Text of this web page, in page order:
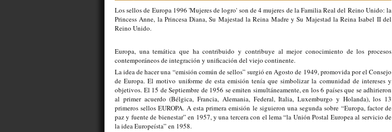
Los sellos de Europa 1996 'Mujeres de logro' son de 4 mujeres de la Familia Real del Reino Unido: la
Princess Anne, la Princesa Diana, Su Majestad la Reina Madre y Su Majestad la Reina Isabel II del
Reino Unido.
Europa, una temática que ha contribuido y contribuye al mejor conocimiento de los procesos
contemporáneos de integración y unificación del viejo continente.
La idea de hacer una “emisión común de sellos” surgió en Agosto de 1949, promovida por el Consejo
de Europa. El motivo uniforme de esta emisión tenía que simbolizar la comunidad de intereses y
objetivos. El 15 de Septiembre de 1956 se emiten simultáneamente, en los 6 países que se adhirieron
al primer acuerdo (Bélgica, Francia, Alemania, Federal, Italia, Luxemburgo y Holanda), los 13
primeros sellos EUROPA. A esta primera emisión le siguieron una segunda sobre “Europa, factor de
paz y fuente de bienestar” en 1957, y una tercera con el lema “la Unión Postal Europea al servicio de
la idea Europeísta” en 1958.